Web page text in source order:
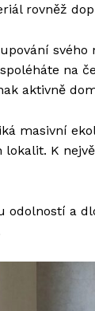
rovněž
na
aktivně
masivní
K
odolností a